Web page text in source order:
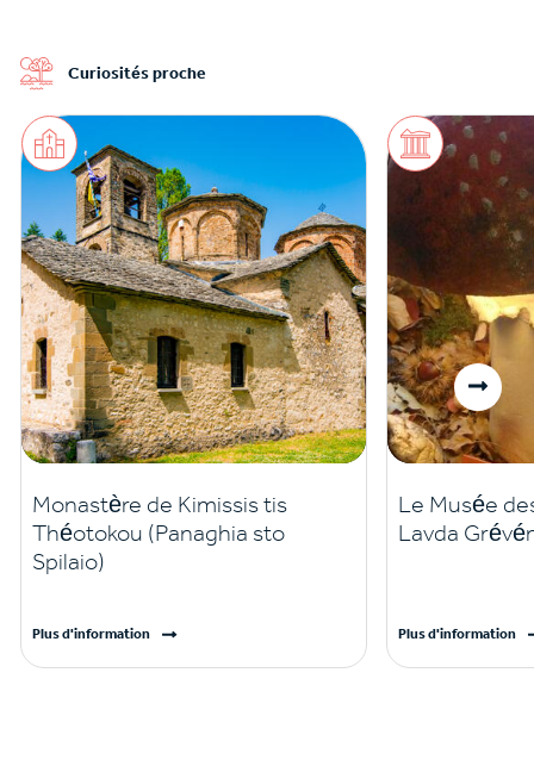
Curiosités proche
Monastère de Kimissis tis
Théotokou (Panaghia sto
Spilaio)
Plus d'information
Le Musée
Lavda
Plus d'information